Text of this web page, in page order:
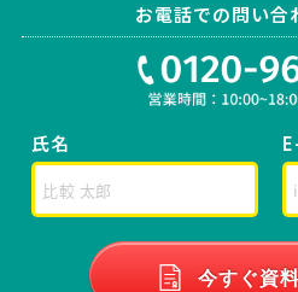
お電話での問い合
氏名
今すぐ資